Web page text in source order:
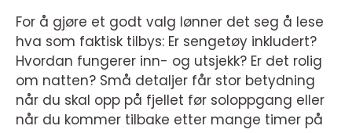
For å gjøre et godt valg lønner det seg å lese
hva som faktisk tilbys: Er sengetøy inkludert?
Hvordan fungerer inn- og utsjekk? Er det rolig
om natten? Små detaljer får stor betydning
når du skal opp på fjellet før soloppgang eller
når du kommer tilbake etter mange timer på